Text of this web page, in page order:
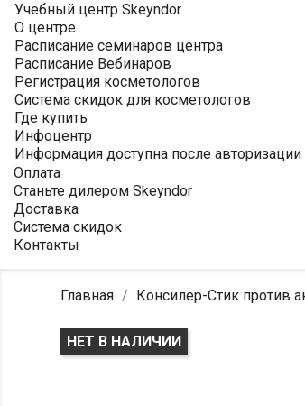
Учебный центр Skeyndor
О центре
Расписание семинаров центра
Расписание Вебинаров
Регистрация косметологов
Система скидок для косметологов
Где купить
Инфоцентр
Информация доступна после авторизации
Оплата
Станьте дилером Skeyndor
Доставка
Система скидок
Контакты
Главная Консилер-Стик против
НЕТ В НАЛИЧИИ